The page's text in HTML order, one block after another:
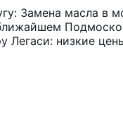
Замена масла в
Легаси: низкие